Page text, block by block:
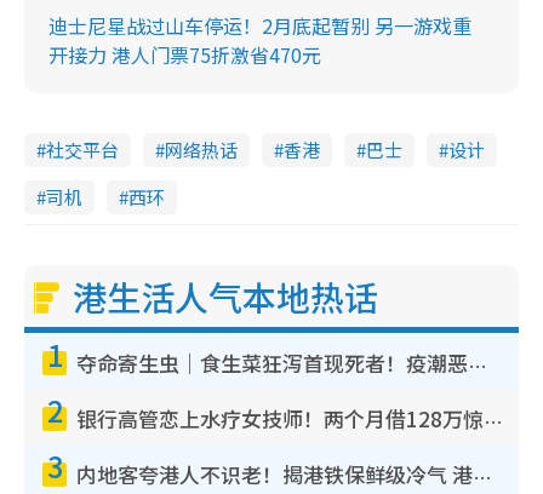
迪士尼星战过山车停运！2月底起暂别 另一游戏重
开接力 港人门票75折激省470元
社交平台 网络热话 香港 巴士
设计
司机
西环
港生活人气本地热话
1 夺命寄生虫｜食生菜狂泻首现死者！疫潮恶化录1.8万宗病例 揭洗菜3大谬误
2 银行高管恋上水疗女技师！两个月借128万惊觉“沉船”沉落火海 揭背后疑似邪教操控卖淫
3 内地客夸港人不识老！揭港铁保鲜级冷气 港人求放过：别投诉